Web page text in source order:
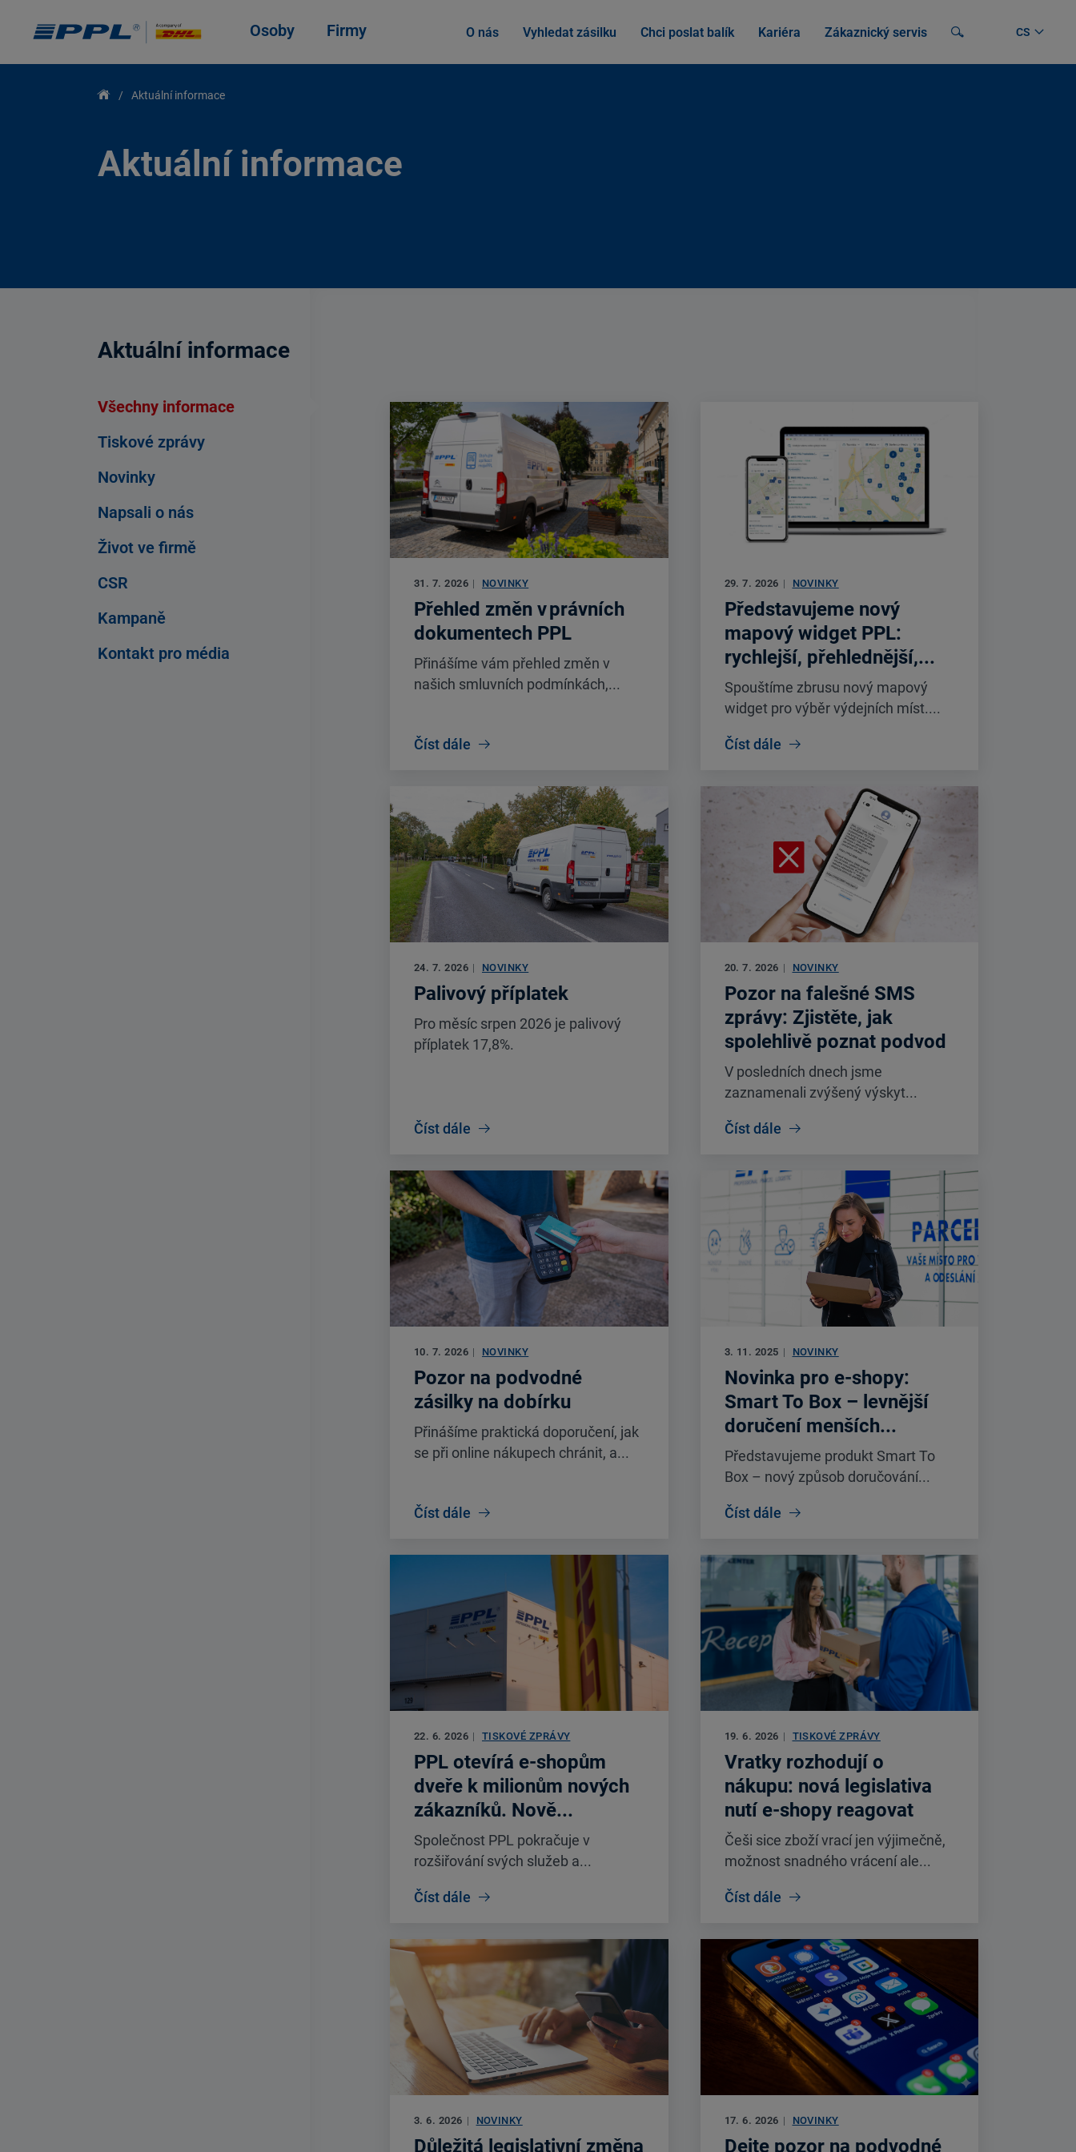
Osoby Firmy O nás Vyhledat zásilku Chci poslat balík Kariéra Zákaznický servis
Vyhledávání
Aktuální informace
Aktuální informace
Aktuální informace
Všechny informace
Tiskové zprávy
Novinky
Napsali o nás
Život ve firmě
CSR
Kampaně
Kontakt pro média
31. 7. 2026 | NOVINKY
Přehled změn v právních
dokumentech PPL
Přinášíme vám přehled změn v
našich smluvních podmínkách,...
Číst dále
29. 7. 2026 | NOVINKY
Představujeme nový
mapový widget PPL:
rychlejší, přehlednější,...
Spouštíme zbrusu nový mapový
widget pro výběr výdejních míst....
Číst dále
24. 7. 2026 | NOVINKY
Palivový příplatek
Pro měsíc srpen 2026 je palivový
příplatek 17,8%.
Číst dále
20. 7. 2026 | NOVINKY
Pozor na falešné SMS
zprávy: Zjistěte, jak
spolehlivě poznat podvod
V posledních dnech jsme
zaznamenali zvýšený výskyt...
Číst dále
10. 7. 2026 | NOVINKY
Pozor na podvodné
zásilky na dobírku
Přinášíme praktická doporučení, jak
se při online nákupech chránit, a...
Číst dále
3. 11. 2025 | NOVINKY
Novinka pro e-shopy:
Smart To Box – levnější
doručení menších...
Představujeme produkt Smart To
Box – nový způsob doručování...
Číst dále
22. 6. 2026 | TISKOVÉ ZPRÁVY
PPL otevírá e-shopům
dveře k milionům nových
zákazníků. Nově...
Společnost PPL pokračuje v
rozšiřování svých služeb a...
Číst dále
19. 6. 2026 | TISKOVÉ ZPRÁVY
Vratky rozhodují o
nákupu: nová legislativa
nutí e-shopy reagovat
Češi sice zboží vrací jen výjimečně,
možnost snadného vrácení ale...
Číst dále
3. 6. 2026 | NOVINKY
Důležitá legislativní změna
17. 6. 2026 | NOVINKY
Dejte pozor na podvodné